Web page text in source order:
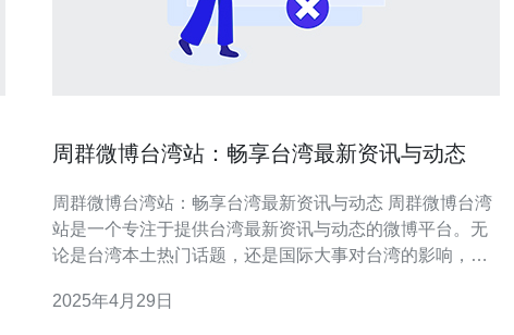
周群微博台湾站：畅享台湾最新资讯与动态
周群微博台湾站：畅享台湾最新资讯与动态 周群微博台湾
站是一个专注于提供台湾最新资讯与动态的微博平台。无
论是台湾本土热门话题，还是国际大事对台湾的影响，我
本文将介绍周群微博台湾站的特点和优势，让大家了解如
2025年4月29日